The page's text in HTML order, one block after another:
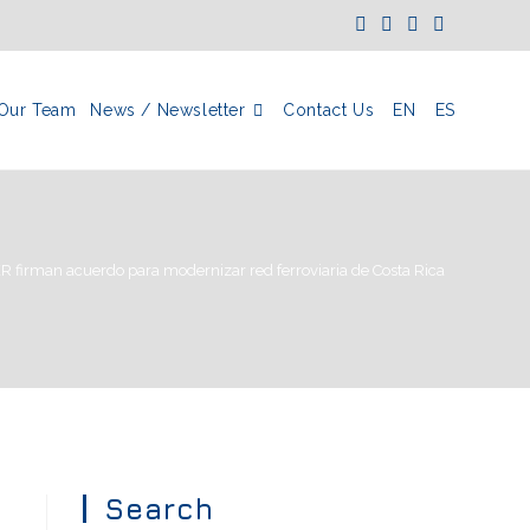
Team News / Newsletter Contact Us EN ES
firman acuerdo para modernizar red ferroviaria de Costa Rica
Search